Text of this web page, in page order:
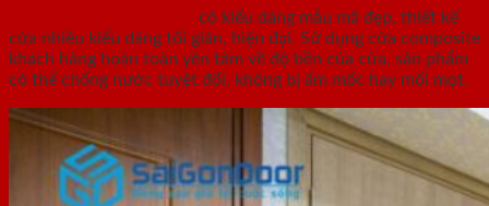
có kiểu dáng mẫu mã đẹp, thiết kế
cửa nhiều kiểu dáng tối giản, hiện đại. Sử dụng cửa composite
khách hàng hoàn toàn yên tâm về độ bền của cửa, sản phẩm
có thể chống nước tuyệt đối, không bị ẩm mốc hay mối mọt.